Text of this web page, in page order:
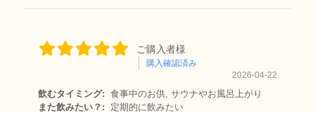
ご購入者様
購入確認済み
2026-04-22
飲むタイミング: 食事中のお供, サウナやお風呂上がり
また飲みたい？:
定期的に飲みたい